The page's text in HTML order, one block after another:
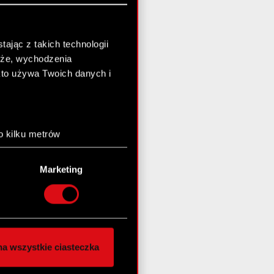
z takich technologii
wychodzenia
używa Twoich danych i
kilku metrów
(fingerprinting,
preferencje w
chwili.
i
innymi danymi
z naszej witryny,
Marketing
wszystkie ciasteczka